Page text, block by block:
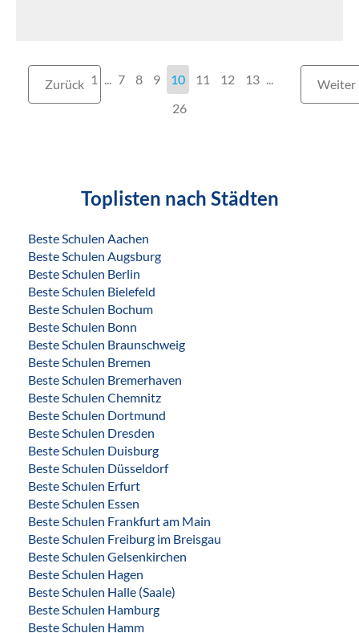
Zurück 1 ... 7 8 9 10 11 12 13 ...
26
Weiter
Toplisten nach Städten
Beste Schulen Aachen
Beste Schulen Augsburg
Beste Schulen Berlin
Beste Schulen Bielefeld
Beste Schulen Bochum
Beste Schulen Bonn
Beste Schulen Braunschweig
Beste Schulen Bremen
Beste Schulen Bremerhaven
Beste Schulen Chemnitz
Beste Schulen Dortmund
Beste Schulen Dresden
Beste Schulen Duisburg
Beste Schulen Düsseldorf
Beste Schulen Erfurt
Beste Schulen Essen
Beste Schulen Frankfurt am Main
Beste Schulen Freiburg im Breisgau
Beste Schulen Gelsenkirchen
Beste Schulen Hagen
Beste Schulen Halle (Saale)
Beste Schulen Hamburg
Beste Schulen Hamm